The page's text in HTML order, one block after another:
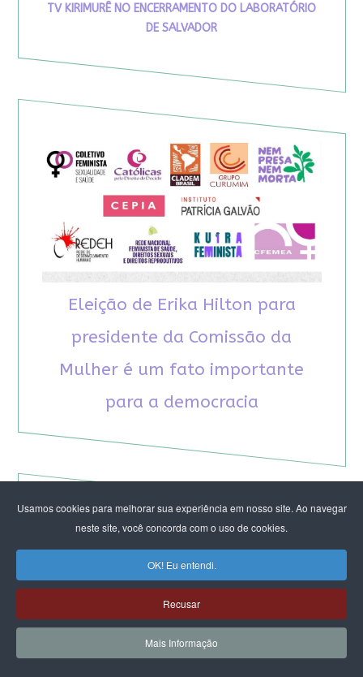
Usamos cookies para melhorar sua experiência em nosso site. Ao navegar
neste site, você concorda com o uso de cookies.
OK! Eu entendi.
Recusar
Mais Informação
TV KIRIMURÊ NO ENCERRAMENTO DO LABORATÓRIO
DE SALVADOR
Eleição de Erika Hilton para
presidente da Comissão da
Mulher é um fato importante
para a democracia
RECOMENDAMOS A LEITURA
August Nimtz prova que marxismo e
antirracismo são indissociáveis na luta
Rap transfeminista radical argentino na FLIPEI
Quem tem medo dos corpos trans?